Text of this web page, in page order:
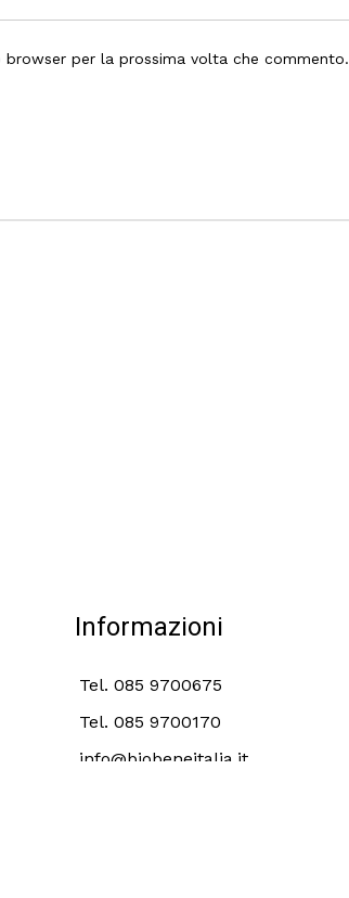
per la prossima volta che commento.
Informazioni
Tel. 085 9700675
Tel. 085 9700170
info@biobeneitalia.it